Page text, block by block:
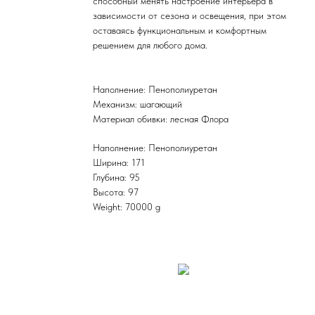
зависимости от сезона и освещения, при этом
оставаясь функциональным и комфортным
решением для любого дома.
Наполнение: Пенополиуретан
Механизм: шагающий
Материал обивки: лесная Флора
Наполнение: Пенополиуретан
Ширина: 171
Глубина: 95
Высота: 97
Weight: 70000 g